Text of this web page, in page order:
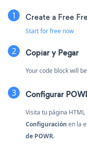
Create a Free
Start for free now
Copiar y Pegar
Your code block will
Configurar
Visita tu página
Configuración en la
de POWR.